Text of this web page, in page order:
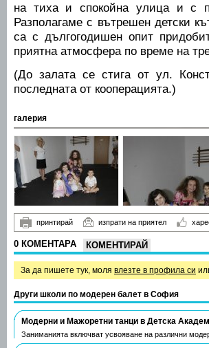
на тиха и спокойна улица и с
Разполагаме с вътрешен детски
са с дългогодишен опит
приятна атмосфера по време на
(До залата се стига от ул.
последната от кооперацията.)
галерия
принтирай изпрати на приятел
0 КОМЕНТАРА КОМЕНТИРАЙ
За да пишете тук, моля влезте в профила си
Други школи по модерен балет в София
Модерни и Мажоретни танци в Детска
Заниманията включват усвояване на различни